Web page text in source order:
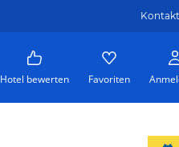
Kontakt
Hotel bewerten Favoriten